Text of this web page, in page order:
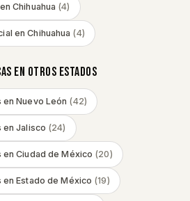
en Chihuahua (4)
enChihuahua (4)
EN OTROS ESTADOS
enNuevo León (42)
enJalisco (24)
enCiudad de México (20)
enEstado de México (19)